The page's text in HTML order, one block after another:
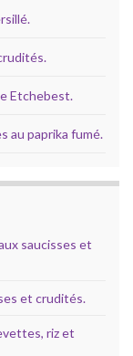
Etchebest.
au paprika fumé.
saucisses et
et crudités.
riz et